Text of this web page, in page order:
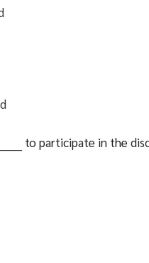
to participate in the